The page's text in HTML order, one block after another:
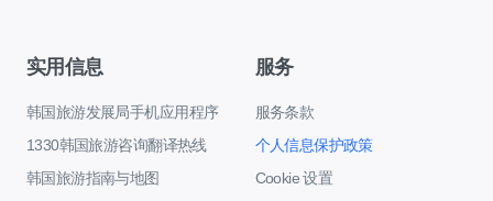
实用信息
韩国旅游发展局手机应用程序
1330韩国旅游咨询翻译热线
韩国旅游指南与地图
服务
服务条款
个人信息保护政策
Cookie 设置